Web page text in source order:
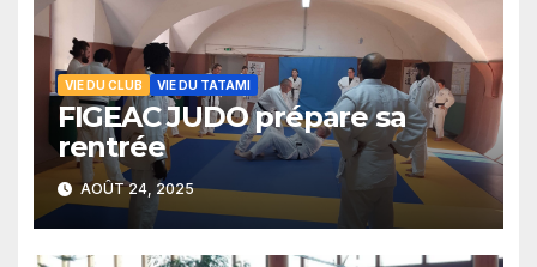
VIE DU CLUB VIE DU TATAMI
FIGEAC JUDO prépare sa
rentrée
AOÛT 24, 2025